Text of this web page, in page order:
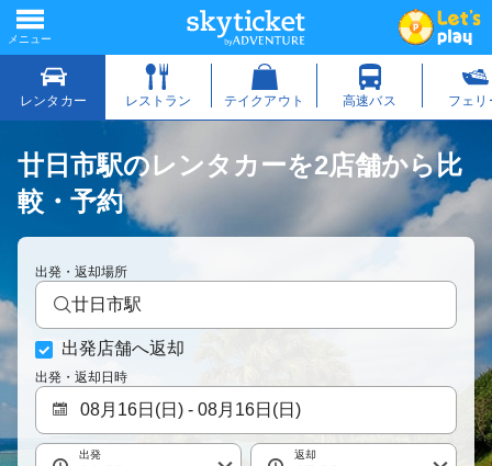
廿日市駅のレンタカーを2店舗から比
較・予約
出発・返却場所
廿日市駅
出発店舗へ返却
出発・返却日時
出発 返却